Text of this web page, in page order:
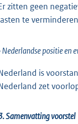
zitten geen
te
Nederlandse positie en
is
zet
Samenvatting voorstel